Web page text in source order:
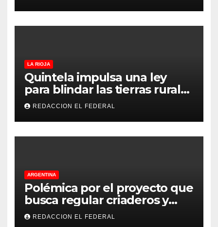
LA RIOJA
Quintela impulsa una ley
para blindar las tierras rurales
de La Rioja: cuáles son los
principales puntos
REDACCION EL FEDERAL
ARGENTINA
Polémica por el proyecto que
busca regular criaderos y
refugios de perros y gatos:
denuncian excesos, mientras
REDACCION EL FEDERAL